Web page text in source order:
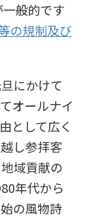
般的です
の規制及び
にかけて
オールナイ
として広く
し参拝客
域貢献の
年代から
の風物詩